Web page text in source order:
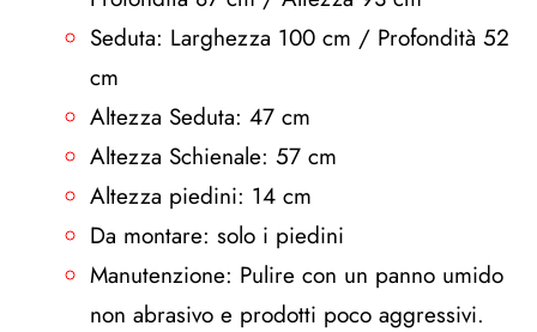
Seduta: Larghezza 100 cm / Profondità 52
cm
Altezza Seduta: 47 cm
Altezza Schienale: 57 cm
Altezza piedini: 14 cm
Da montare: solo i piedini
Manutenzione: Pulire con un panno umido
non abrasivo e prodotti poco aggressivi.